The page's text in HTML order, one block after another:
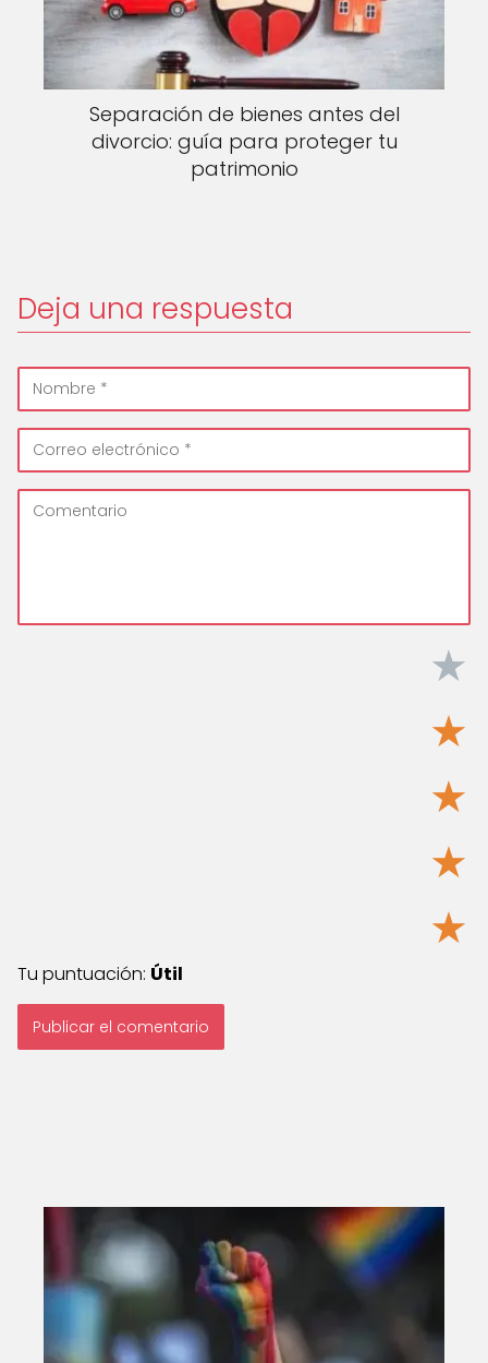
Separación de bienes antes del
divorcio: guía para proteger tu
patrimonio
Deja una respuesta
★
★
★
★
★
Tu puntuación: Útil